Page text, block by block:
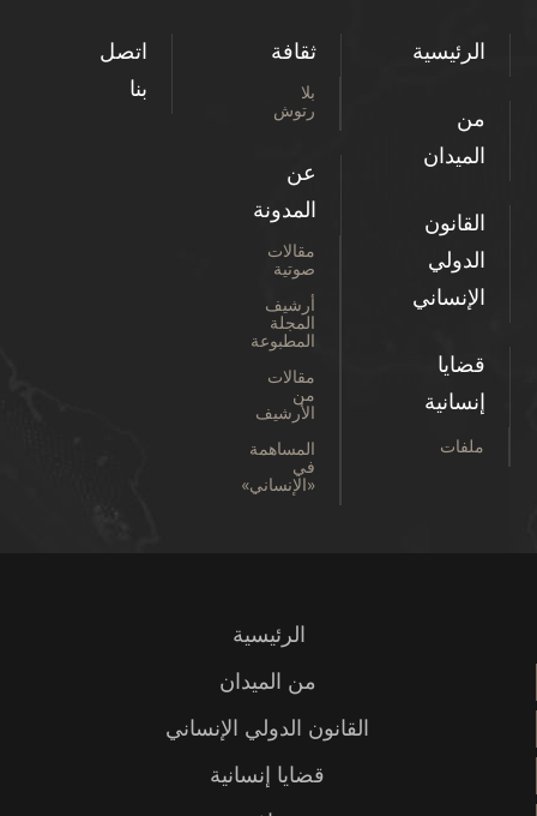
الرئيسية
من
الميدان
القانون
الدولي
الإنساني
قضايا
إنسانية
ملفات
ثقافة
بلا
رتوش
عن
المدونة
مقالات
صوتية
أرشيف
المجلة
المطبوعة
مقالات
من
الأرشيف
المساهمة
في
«الإنساني»
اتصل
بنا
الرئيسية
من الميدان
القانون الدولي الإنساني
قضايا إنسانية